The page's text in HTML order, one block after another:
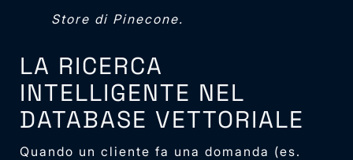
Store di Pinecone.
LA RICERCA
INTELLIGENTE NEL
DATABASE VETTORIALE
Quando un cliente fa una domanda (es.